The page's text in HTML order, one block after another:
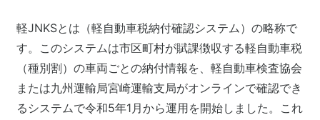
軽JNKSとは（軽自動車税納付確認システム）の略称で
す。このシステムは市区町村が賦課徴収する軽自動車税
（種別割）の車両ごとの納付情報を、軽自動車検査協会
または九州運輸局宮崎運輸支局がオンラインで確認でき
るシステムで令和5年1月から運用を開始しました。これ